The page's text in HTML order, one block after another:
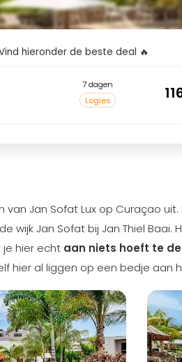
hieronder de beste deal 🔥
7 dagen
Logies
Jan Sofat Lux op Curaçao uit.
Jan Sofat bij Jan Thiel Baai.
hier echt aan niets hoeft te
hier al liggen op een bedje aan